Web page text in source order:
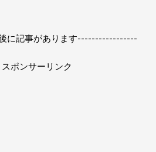
に記事があります-----------------
ポンサーリンク